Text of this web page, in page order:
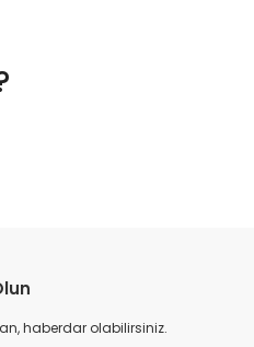
haberdar olabilirsiniz.